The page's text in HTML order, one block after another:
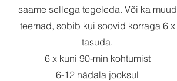
saame sellega tegeleda. Või ka muud
teemad, sobib kui soovid korraga 6 x
tasuda.
6 x kuni 90-min kohtumist
6-12 nädala jooksul